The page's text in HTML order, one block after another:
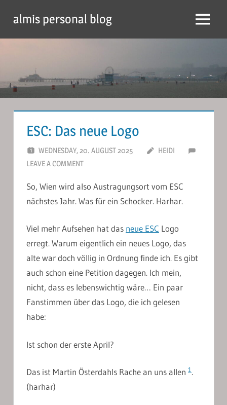
content
almis personal blog Menu
ESC: Das neue Logo
WEDNESDAY, 20. AUGUST 2025
HEIDI
LEAVE A COMMENT
So, Wien wird also Austragungsort vom ESC
nächstes Jahr. Was für ein Schocker. Harhar.
Viel mehr Aufsehen hat das neue ESC Logo
erregt. Warum eigentlich ein neues Logo, das
alte war doch völlig in Ordnung finde ich. Es gibt
auch schon eine Petition dagegen. Ich mein,
nicht, dass es lebenswichtig wäre… Ein paar
Fanstimmen über das Logo, die ich gelesen
habe:
Ist schon der erste April?
Das ist Martin Österdahls Rache an uns allen 1.
(harhar)